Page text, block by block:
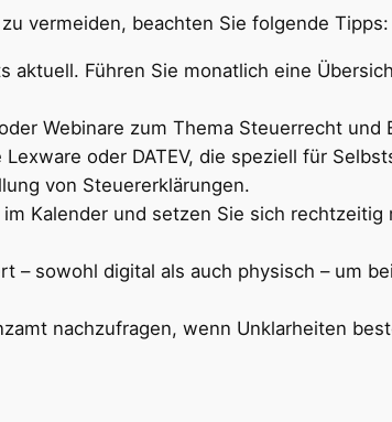
vermeiden, beachten Sie folgende Tipps:
aktuell. Führen Sie monatlich eine
Webinare zum Thema Steuerrecht und
oder DATEV, die speziell für
von Steuererklärungen.
Kalender und setzen Sie sich rechtzeitig
– sowohl digital als auch physisch – um
nachzufragen, wenn Unklarheiten